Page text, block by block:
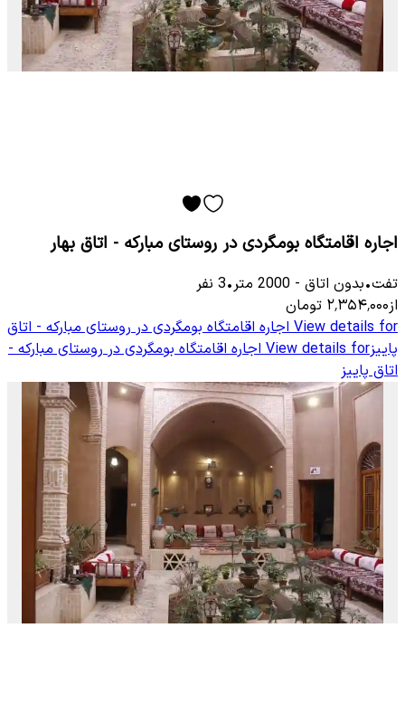
اجاره اقامتگاه بومگردی در روستای مبارکه - اتاق بهار
تفت•بدون اتاق -
2000 متر•
3 نفر
از۲٬۳۵۴٬۰۰۰ تومان
View details for اجاره اقامتگاه بومگردی در روستای مبارکه - اتاق
پاییزView details for اجاره اقامتگاه بومگردی در روستای مبارکه -
اتاق پاییز